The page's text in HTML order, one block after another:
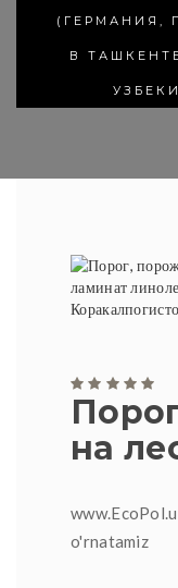
(ГЕРМАНИЯ,
В
на
o'rnatamiz